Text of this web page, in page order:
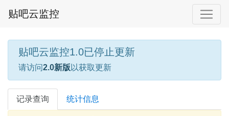
贴吧云监控
贴吧云监控1.0已停止更新
请访问2.0新版 以获取更新
记录查询 统计信息